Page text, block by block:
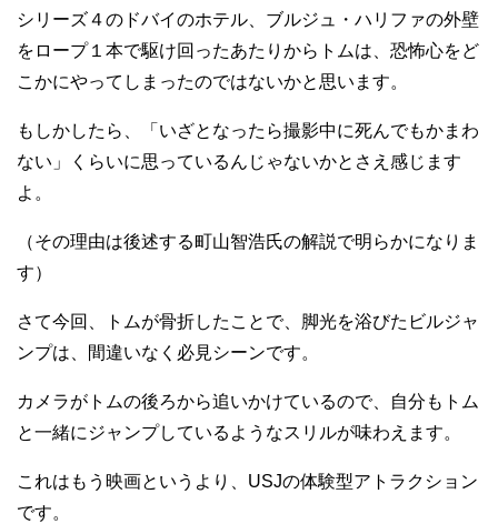
シリーズ４のドバイのホテル、ブルジュ・ハリファの外壁
をロープ１本で駆け回ったあたりからトムは、恐怖心をど
こかにやってしまったのではないかと思います。
もしかしたら、「いざとなったら撮影中に死んでもかまわ
ない」くらいに思っているんじゃないかとさえ感じます
よ。
（その理由は後述する町山智浩氏の解説で明らかになりま
す）
さて今回、トムが骨折したことで、脚光を浴びたビルジャ
ンプは、間違いなく必見シーンです。
カメラがトムの後ろから追いかけているので、自分もトム
と一緒にジャンプしているようなスリルが味わえます。
これはもう映画というより、USJの体験型アトラクション
です。